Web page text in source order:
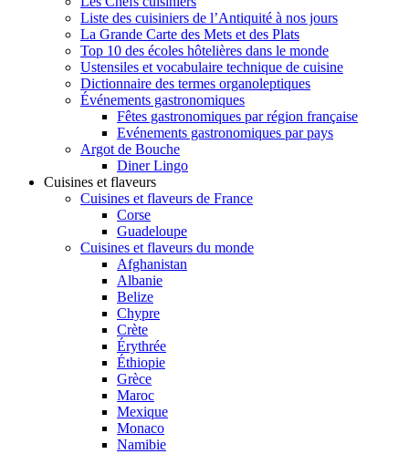
Liste des cuisiniers de l’Antiquité à nos jours
La Grande Carte des Mets et des Plats
Top 10 des écoles hôtelières dans le monde
Ustensiles et vocabulaire technique de cuisine
Dictionnaire des termes organoleptiques
Événements gastronomiques
Fêtes gastronomiques par région française
Evénements gastronomiques par pays
Argot de Bouche
Diner Lingo
Cuisines et flaveurs
Cuisines et flaveurs de France
Corse
Guadeloupe
Cuisines et flaveurs du monde
Afghanistan
Albanie
Belize
Chypre
Crète
Érythrée
Éthiopie
Grèce
Maroc
Mexique
Monaco
Namibie